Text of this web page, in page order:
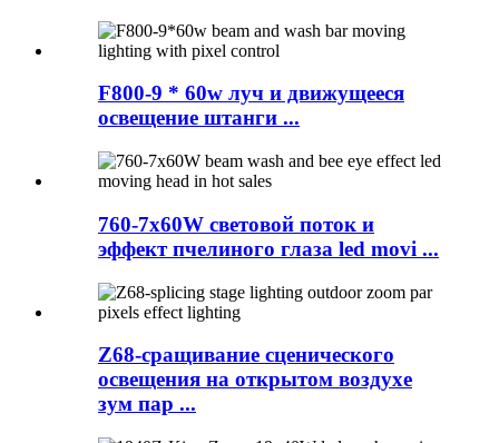
F800-9 * 60w луч и движущееся
освещение штанги ...
760-7x60W световой поток и
эффект пчелиного глаза led movi ...
Z68-сращивание сценического
освещения на открытом воздухе
зум пар ...